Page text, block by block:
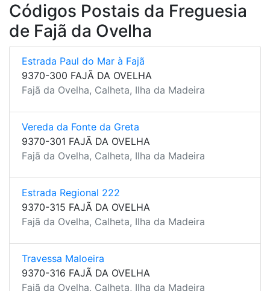
Códigos Postais da Freguesia
de Fajã da Ovelha
Estrada Paul do Mar à Fajã
9370-300 FAJÃ DA OVELHA
Fajã da Ovelha, Calheta, Ilha da Madeira
Vereda da Fonte da Greta
9370-301 FAJÃ DA OVELHA
Fajã da Ovelha, Calheta, Ilha da Madeira
Estrada Regional 222
9370-315 FAJÃ DA OVELHA
Fajã da Ovelha, Calheta, Ilha da Madeira
Travessa Maloeira
9370-316 FAJÃ DA OVELHA
Fajã da Ovelha, Calheta, Ilha da Madeira